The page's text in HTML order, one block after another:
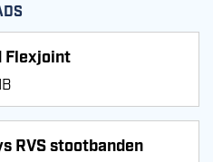
Flexjoint
RVS stootbanden